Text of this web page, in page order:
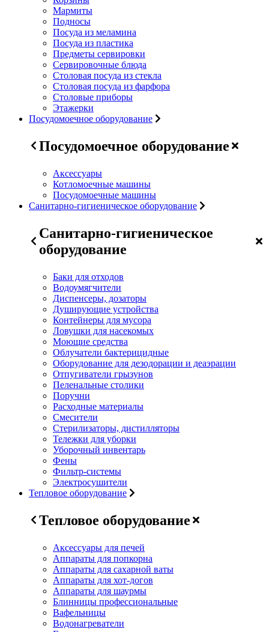
Мармиты
Подносы
Посуда из меламина
Посуда из пластика
Предметы сервировки
Сервировочные блюда
Столовая посуда из стекла
Столовая посуда из фарфора
Столовые приборы
Этажерки
Посудомоечное оборудование
Посудомоечное оборудование
Аксессуары
Котломоечные машины
Посудомоечные машины
Санитарно-гигиеническое оборудование
Санитарно-гигиеническое
оборудование
Баки для отходов
Водоумягчители
Диспенсеры, дозаторы
Душирующие устройства
Контейнеры для мусора
Ловушки для насекомых
Моющие средства
Облучатели бактерицидные
Оборудование для дезодорации и деаэрации
Отпугиватели грызунов
Пеленальные столики
Поручни
Расходные материалы
Смесители
Стерилизаторы, дистилляторы
Тележки для уборки
Уборочный инвентарь
Фены
Фильтр-системы
Электросушители
Тепловое оборудование
Тепловое оборудование
Аксессуары для печей
Аппараты для попкорна
Аппараты для сахарной ваты
Аппараты для хот-догов
Аппараты для шаурмы
Блинницы профессиональные
Вафельницы
Водонагреватели